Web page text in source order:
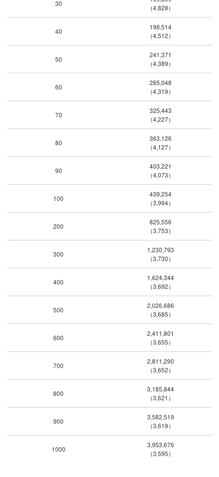
30
（4,828）
40
198,514
（4,512）
50
241,371
（4,389）
60
285,048
（4,319）
70
325,443
（4,227）
80
363,126
（4,127）
90
403,221
（4,073）
100
439,254
（3,994）
200
825,556
（3,753）
300
1,230,793
（3,730）
400
1,624,344
（3,692）
500
2,026,686
（3,685）
600
2,411,801
（3,655）
700
2,811,290
（3,652）
800
3,185,844
（3,621）
900
3,582,519
（3,619）
1000
3,953,676
（3,595）